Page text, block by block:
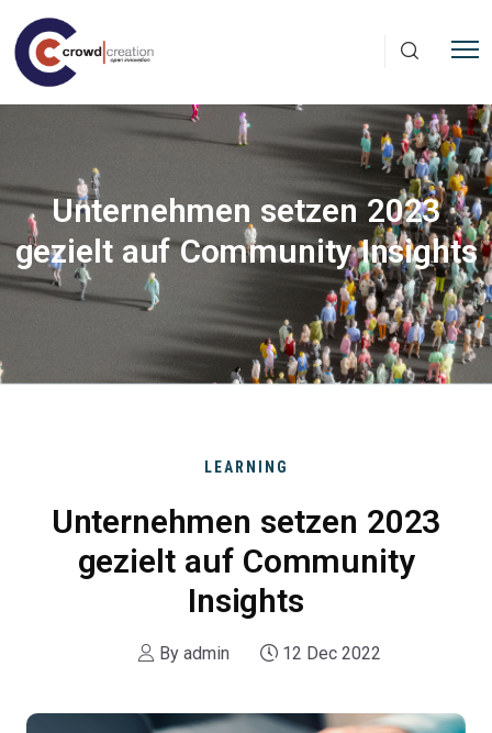
Unternehmen setzen 2023
gezielt auf Community Insights
LEARNING
Unternehmen setzen 2023
gezielt auf Community
Insights
By admin 12 Dec 2022